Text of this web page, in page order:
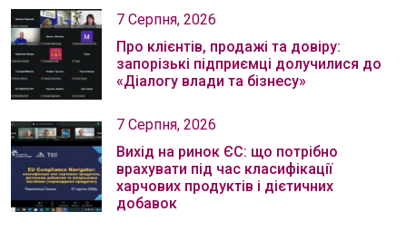
7 Серпня, 2026
Про клієнтів, продажі та довіру:
запорізькі підприємці долучилися до
«Діалогу влади та бізнесу»
7 Серпня, 2026
Вихід на ринок ЄС: що потрібно
врахувати під час класифікації
харчових продуктів і дієтичних
добавок